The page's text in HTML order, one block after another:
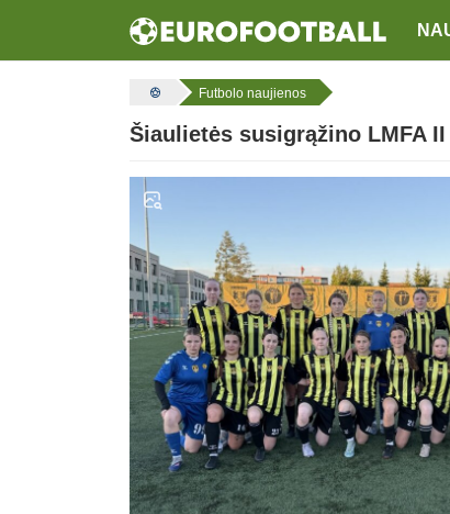
Futbolo naujienos
Šiaulietės susigrąžino LMFA